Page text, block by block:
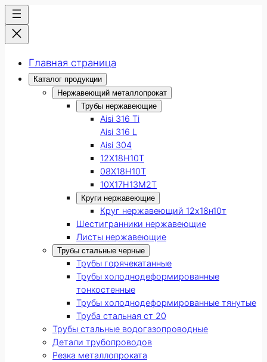
Главная страница
Каталог продукции
Нержавеющий металлопрокат
Трубы нержавеющие
Aisi 316 Ti
Aisi 316 L
Aisi 304
12Х18Н10Т
08Х18Н10Т
10Х17Н13М2Т
Круги нержавеющие
Круг нержавеющий 12х18н10т
Шестигранники нержавеющие
Листы нержавеющие
Трубы стальные черные
Трубы горячекатанные
Трубы холоднодеформированные
тонкостенные
Трубы холоднодеформированные тянутые
Труба стальная ст 20
Трубы стальные водогазопроводные
Детали трубопроводов
Резка металлопроката